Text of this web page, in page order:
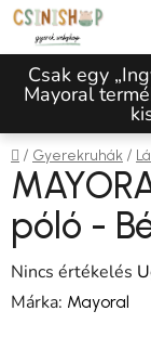
Ugrás a fő
Csak egy
Mayoral
Kezdőlap
/ Gyerekruhák /
póló -
A termék átlagos
Nincs értékelés
Márka: Mayoral